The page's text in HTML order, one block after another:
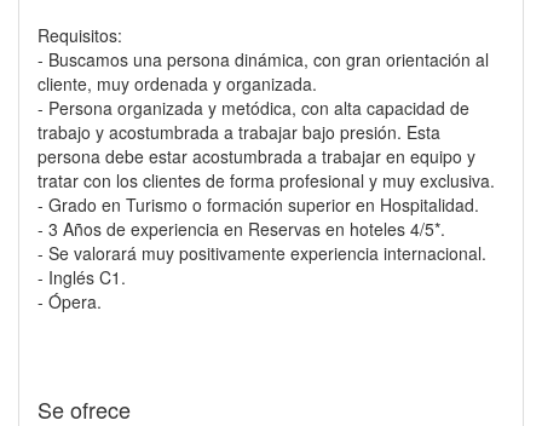
Requisitos:
- Buscamos una persona dinámica, con gran orientación al
cliente, muy ordenada y organizada.
- Persona organizada y metódica, con alta capacidad de
trabajo y acostumbrada a trabajar bajo presión. Esta
persona debe estar acostumbrada a trabajar en equipo y
tratar con los clientes de forma profesional y muy exclusiva.
- Grado en Turismo o formación superior en Hospitalidad.
- 3 Años de experiencia en Reservas en hoteles 4/5*.
- Se valorará muy positivamente experiencia internacional.
- Inglés C1.
- Ópera.
Se ofrece